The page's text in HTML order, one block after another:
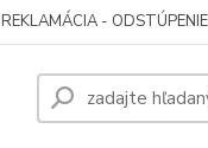
REKLAMÁCIA - ODSTÚPENIE